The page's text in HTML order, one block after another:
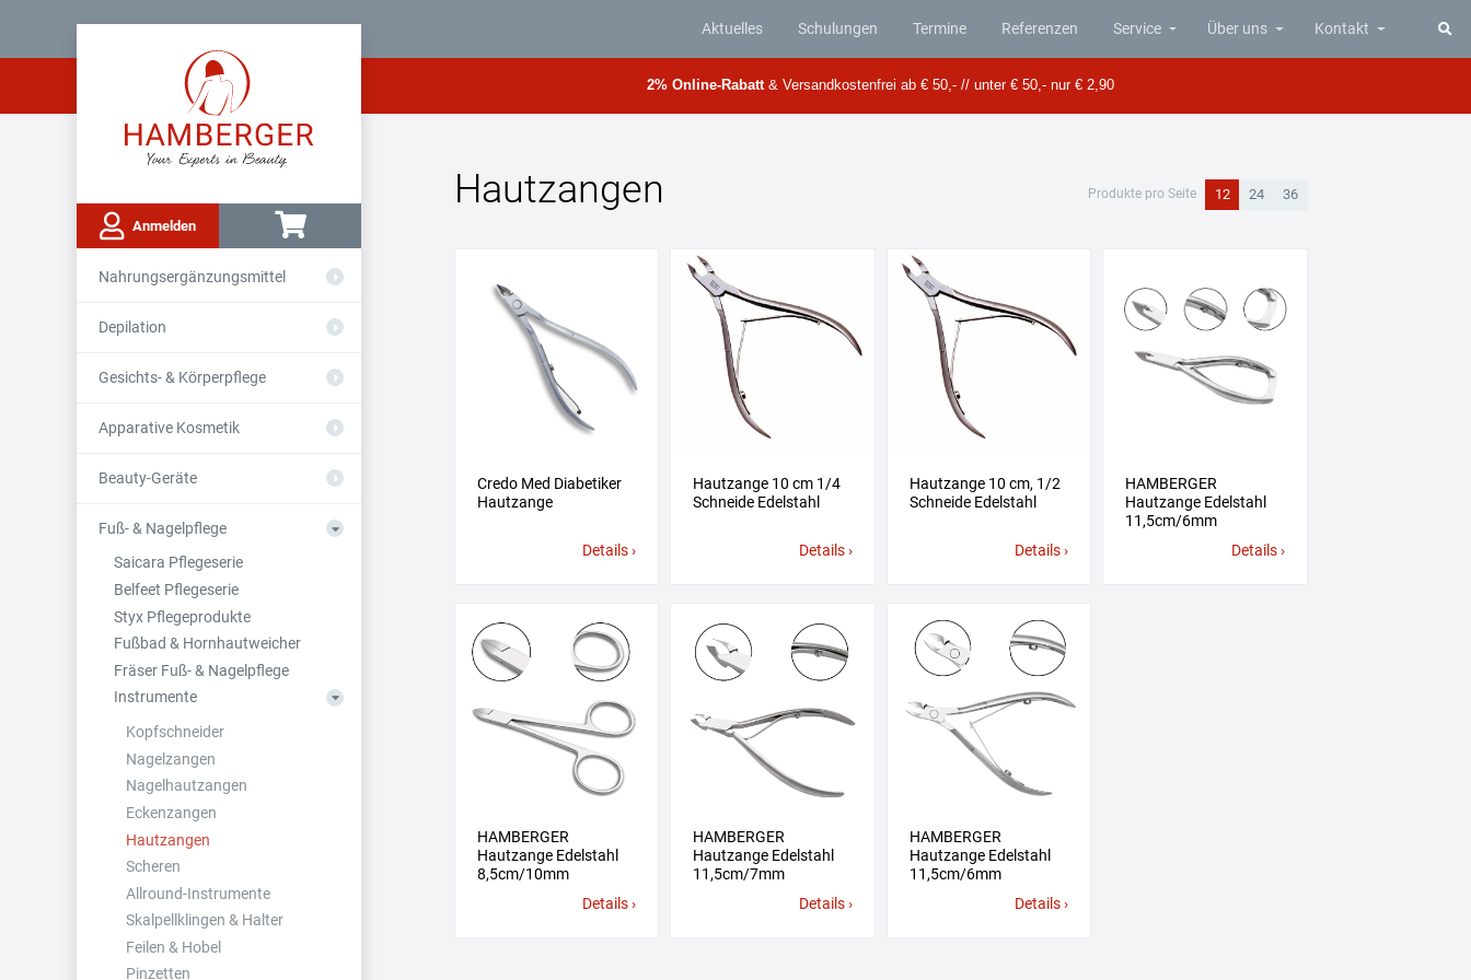
Anmelden
Nahrungsergänzungsmittel
Depilation
Gesichts- & Körperpflege
Apparative Kosmetik
Beauty-Geräte
Fuß- & Nagelpflege
Saicara Pflegeserie
Belfeet Pflegeserie
Styx Pflegeprodukte
Fußbad & Hornhautweicher
Fräser Fuß- & Nagelpflege
Instrumente
Kopfschneider
Nagelzangen
Nagelhautzangen
Eckenzangen
Hautzangen
Scheren
Allround-Instrumente
Skalpellklingen & Halter
Feilen & Hobel
Pinzetten
Aktuelles Schulungen Termine Referenzen Service Menü anzeigen
Über uns Menü anzeigen
Kontakt Menü anzeigen
2% Online-Rabatt& Versandkostenfrei ab € 50,- // unter € 50,- nur € 2,90
Hautzangen Produkte pro Seite 12 24 36
Credo Med Diabetiker
Hautzange
Details ›
Hautzange 10 cm 1/4
Schneide Edelstahl
Details ›
Hautzange 10 cm, 1/2
Schneide Edelstahl
Details ›
HAMBERGER
Hautzange Edelstahl
11,5cm/6mm
Details ›
HAMBERGER
Hautzange Edelstahl
8,5cm/10mm
Details ›
HAMBERGER
Hautzange Edelstahl
11,5cm/7mm
Details ›
HAMBERGER
Hautzange Edelstahl
11,5cm/6mm
Details ›